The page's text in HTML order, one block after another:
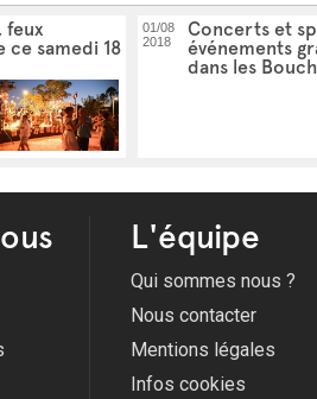
feux
samedi 18
01/08
2018
Concerts et
événements
dans les
L'équipe
Qui sommes nous ?
Nous contacter
Mentions légales
Infos cookies